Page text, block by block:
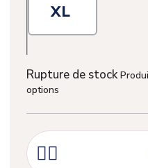
XL
Rupture de stock
options
